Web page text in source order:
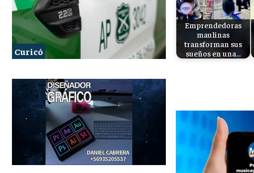
Curicó
Emprendedoras
maulinas
transforman sus
sueños en una…